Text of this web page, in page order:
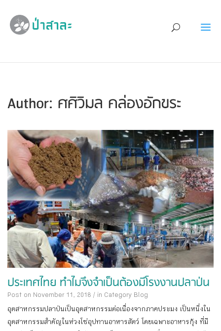
Author: ศศิวิมล คล่องอักขระ
ประเทศไทย ทำไมจึงจำเป็นต้องมีโรงงานปลาป่น
Post on November 11, 2018 / in Category Blog
อุตสาหกรรมปลาป่นเป็นอุตสาหกรรมต่อเนื่องจากภาคประมง เป็นหนึ่งใน
อุตสาหกรรมสำคัญในห่วงโซ่อุปทานอาหารสัตว์ โดยเฉพาะอาหารกุ้ง ที่มี